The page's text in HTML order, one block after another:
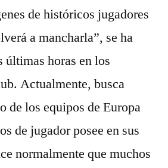
de históricos jugadores
a mancharla”, se ha
últimas horas en los
Actualmente, busca
de los equipos de Europa
de jugador posee en sus
normalmente que muchos